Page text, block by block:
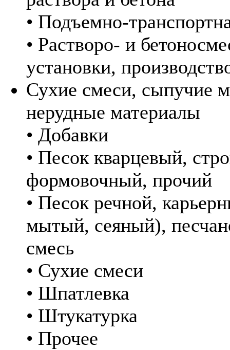
• Подъемно-
• Растворо- и
установки,
Сухие смеси, сыпучие
нерудные материалы
• Добавки
• Песок кварцевый,
формовочный, прочий
• Песок речной,
мытый, сеяный),
смесь
• Сухие смеси
• Шпатлевка
• Штукатурка
• Прочее